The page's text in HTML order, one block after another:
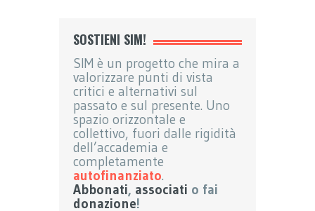
SOSTIENI SIM!
SIM è un progetto che mira a
valorizzare punti di vista
critici e alternativi sul
passato e sul presente. Uno
spazio orizzontale e
collettivo, fuori dalle rigidità
dell’accademia e
completamente
autofinanziato.
Abbonati, associati o fai
donazione!